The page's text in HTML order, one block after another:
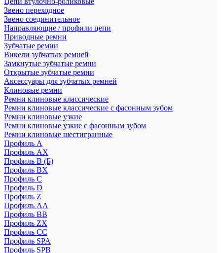
Звено переходное
Звено соединительное
Направляющие / профили цепи
Приводные ремни
Зубчатые ремни
Викели зубчатых ремней
Замкнутые зубчатые ремни
Открытые зубчатые ремни
Аксессуары для зубчатых ремней
Клиновые ремни
Ремни клиновые классические
Ремни клиновые классические с фасонным зубом
Ремни клиновые узкие
Ремни клиновые узкие с фасонным зубом
Ремни клиновые шестигранные
Профиль A
Профиль AX
Профиль B (Б)
Профиль BX
Профиль C
Профиль D
Профиль Z
Профиль АА
Профиль BB
Профиль ZX
Профиль CC
Профиль SPA
Профиль SPB